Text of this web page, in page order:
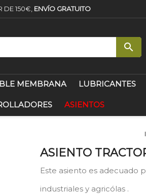
DE 150€, ENVÍO GRATUITO

MEMBRANA LUBRICANTES
ASIENTOS
ASIENTO
Este asiento es adecuado
industriales y agricólas .